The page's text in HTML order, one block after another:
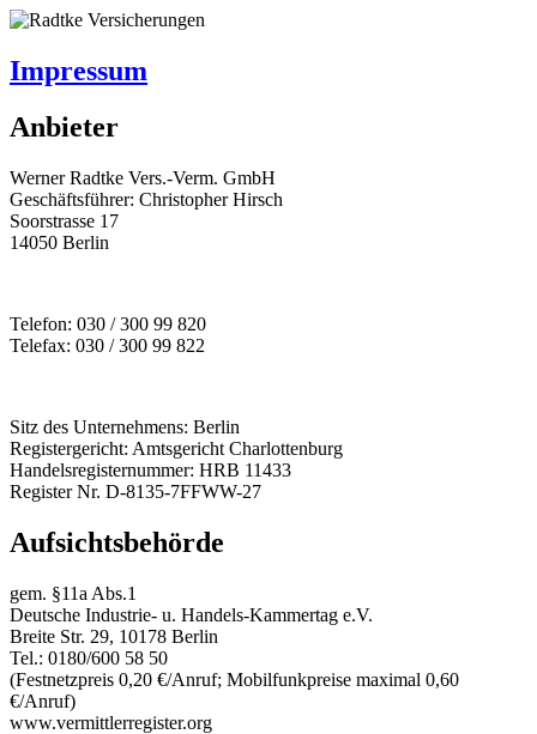
Impressum
Anbieter
Werner Radtke Vers.-Verm. GmbH
Geschäftsführer: Christopher Hirsch
Soorstrasse 17
14050 Berlin
Telefon: 030 / 300 99 820
Telefax: 030 / 300 99 822
Sitz des Unternehmens: Berlin
Registergericht: Amtsgericht Charlottenburg
Handelsregisternummer: HRB 11433
Register Nr. D-8135-7FFWW-27
Aufsichtsbehörde
gem. §11a Abs.1
Deutsche Industrie- u. Handels-Kammertag e.V.
Breite Str. 29, 10178 Berlin
Tel.: 0180/600 58 50
(Festnetzpreis 0,20 €/Anruf; Mobilfunkpreise maximal 0,60
€/Anruf)
www.vermittlerregister.org